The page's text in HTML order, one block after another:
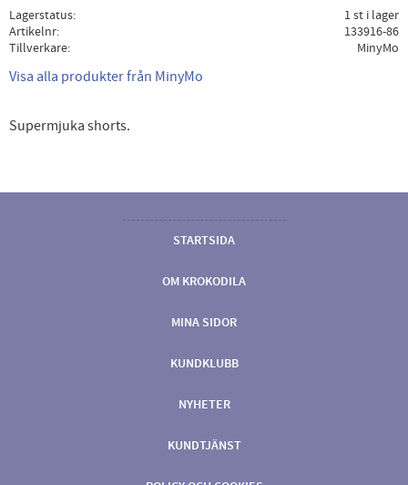
Lagerstatus
1 st i lager
Artikelnr
133916-86
Tillverkare
MinyMo
Visa alla produkter från MinyMo
Supermjuka shorts.
STARTSIDA
OM KROKODILA
MINA SIDOR
KUNDKLUBB
NYHETER
KUNDTJÄNST